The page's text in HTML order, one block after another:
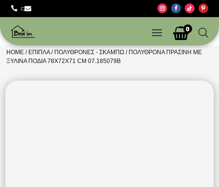
 
0
HOME / ΈΠΙΠΛΑ/ ΠΟΛΥΘΡΌΝΕΣ - ΣΚΑΜΠΏ / ΠΟΛΥΘΡΌΝΑ ΠΡΆΣΙΝΗ ΜΕ
ΞΎΛΙΝΑ ΠΌΔΙΑ 78X72X71 CM 07.185079B